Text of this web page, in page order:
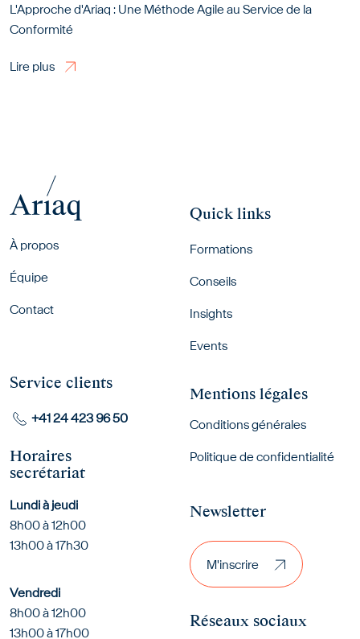
L'Approche d'Ariaq : Une Méthode Agile au Service de la
Conformité
Lire plus
Footer menu
À propos
Équipe
Contact
Quick links
Formations
Conseils
Insights
Events
Mentions légales
Conditions générales
Politique de confidentialité
Service clients
+41 24 423 96 50
Horaires
secrétariat
Lundi à jeudi
8h00 à 12h00
13h00 à 17h30
Vendredi
8h00 à 12h00
13h00 à 17h00
Newsletter
M'inscrire
M'inscrire
Réseaux sociaux